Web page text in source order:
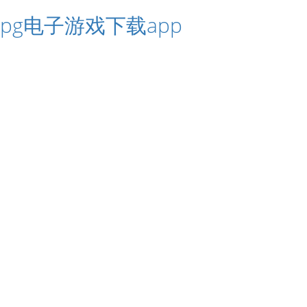
pg电子游戏下载app